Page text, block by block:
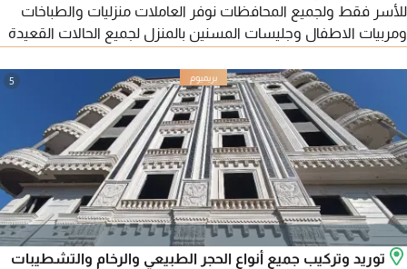
للأسر فقط ولجميع المحافظات نوفر العاملات منزليات والطباخات
ومربيات الاطفال وجليسات المسنين بالمنزل لجميع الحالات القعيدة
والأثيوبيات والغينيات والافريقيات والأسيويات والفليبينيات
والأندونيسيات
5
توريد وتركيب جميع أنواع الحجر الطبيعي والرخام والتشطيبات